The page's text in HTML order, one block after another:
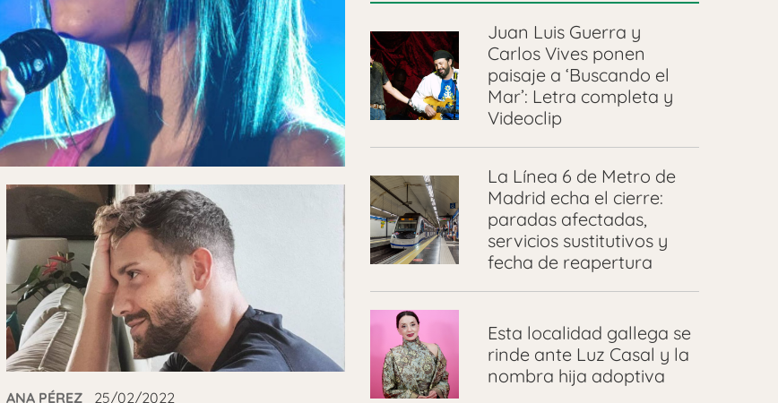
ANA PÉREZ 25/02/2022
Juan Luis Guerra y
Carlos Vives ponen
paisaje a ‘Buscando el
Mar’: Letra completa y
Videoclip
La Línea 6 de Metro de
Madrid echa el cierre:
paradas afectadas,
servicios sustitutivos y
fecha de reapertura
Esta localidad gallega se
rinde ante Luz Casal y la
nombra hija adoptiva